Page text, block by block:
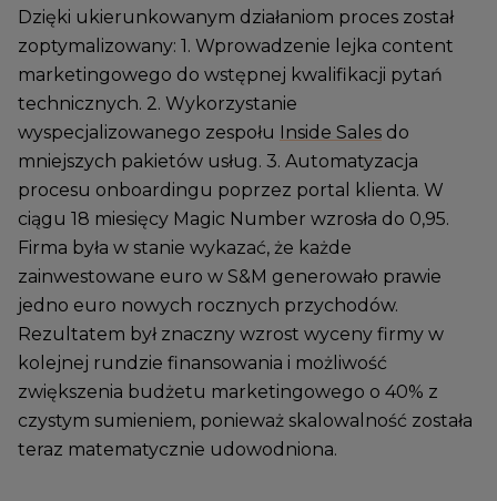
Dzięki ukierunkowanym działaniom proces został
zoptymalizowany: 1. Wprowadzenie lejka content
marketingowego do wstępnej kwalifikacji pytań
technicznych. 2. Wykorzystanie
wyspecjalizowanego zespołu Inside Sales do
mniejszych pakietów usług. 3. Automatyzacja
procesu onboardingu poprzez portal klienta. W
ciągu 18 miesięcy Magic Number wzrosła do 0,95.
Firma była w stanie wykazać, że każde
zainwestowane euro w S&M generowało prawie
jedno euro nowych rocznych przychodów.
Rezultatem był znaczny wzrost wyceny firmy w
kolejnej rundzie finansowania i możliwość
zwiększenia budżetu marketingowego o 40% z
czystym sumieniem, ponieważ skalowalność została
teraz matematycznie udowodniona.